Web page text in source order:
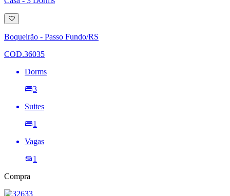
Adicionar
à
lista
de
Boqueirão - Passo Fundo/RS
COD.36035
Dorms
3
Suites
1
Vagas
1
Compra